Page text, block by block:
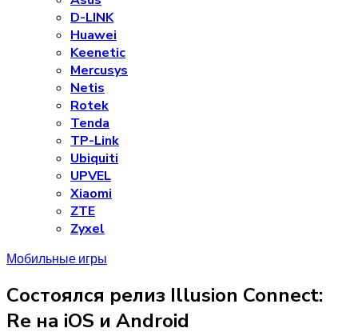
D-LINK
Huawei
Keenetic
Mercusys
Netis
Rotek
Tenda
TP-Link
Ubiquiti
UPVEL
Xiaomi
ZTE
Zyxel
Мобильные игры
Состоялся релиз Illusion Connect:
Re на iOS и Android